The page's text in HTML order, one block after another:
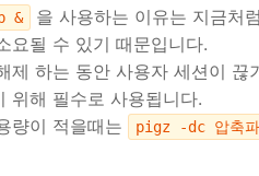
& 을 사용하는 이유는 지금처
요될 수 있기 때문입니다.
제 하는 동안 사용자 세션이
위해 필수로 사용됩니다.
량이 적을때는
pigz -dc 압